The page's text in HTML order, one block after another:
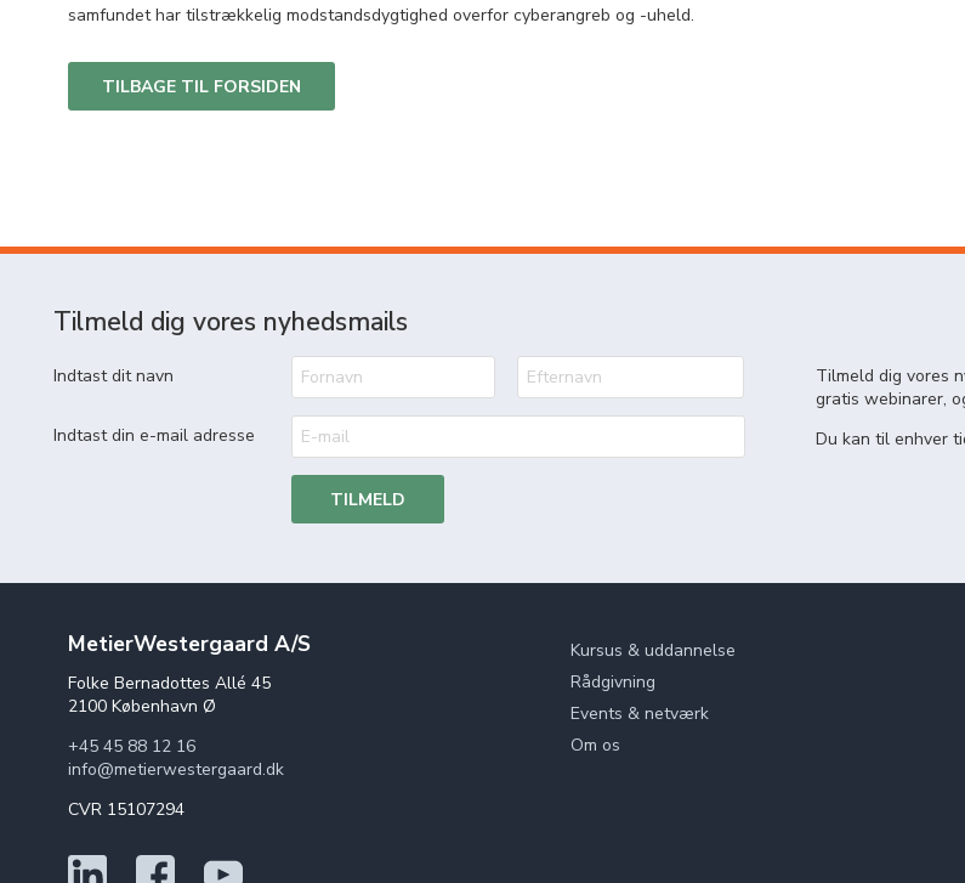
samfundet har tilstrækkelig modstandsdygtighed overfor cyberangreb og -uheld.
TILBAGE TIL FORSIDEN
Tilmeld dig vores nyhedsmails
Indtast dit navn
Indtast din e-mail adresse
TILMELD
Tilmeld dig vores
gratis webinarer,
Du kan til enhver
MetierWestergaard A/S
Folke Bernadottes Allé 45
2100 København Ø
+45 45 88 12 16
info@metierwestergaard.dk
CVR 15107294
Kursus & uddannelse
Rådgivning
Events & netværk
Om os